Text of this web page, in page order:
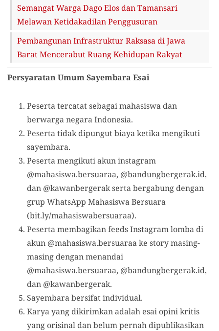
Semangat Warga Dago Elos dan Tamansari
Melawan Ketidakadilan Penggusuran
Pembangunan Infrastruktur Raksasa di Jawa
Barat Mencerabut Ruang Kehidupan Rakyat
Persyaratan Umum Sayembara Esai
Peserta tercatat sebagai mahasiswa dan
berwarga negara Indonesia.
Peserta tidak dipungut biaya ketika mengikuti
sayembara.
Peserta mengikuti akun instagram
@mahasiswa.bersuaraa, @bandungbergerak.id,
dan @kawanbergerakserta bergabung dengan
grup WhatsApp Mahasiswa Bersuara
(bit.ly/mahasiswabersuaraa).
Peserta membagikan feeds Instagram lomba di
akun @mahasiswa.bersuaraa ke story masing-
masing dengan menandai
@mahasiswa.bersuaraa, @bandungbergerak.id,
dan @kawanbergerak.
Sayembara bersifat individual.
Karya yang dikirimkan adalah esai opini kritis
yang orisinal dan belum pernah dipublikasikan